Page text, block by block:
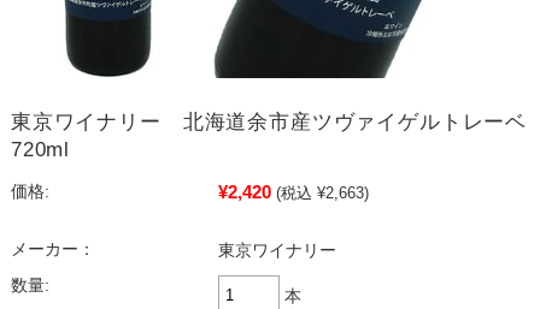
東京ワイナリー 北海道余市産ツヴァイゲルトレーベ
720ml
価格: ¥2,420 (税込 ¥2,663)
メーカー：
東京ワイナリー
数量:
本